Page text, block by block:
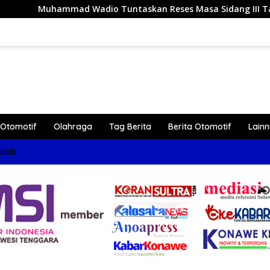
Reses Masa Sidang III Tahun 2026 di Dapil IV Konawe
Otomotif Olahraga Tag Berita Berita Otomotif